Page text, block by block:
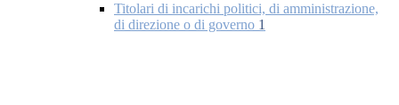
Titolari di incarichi politici, di amministrazione,
di direzione o di governo 1